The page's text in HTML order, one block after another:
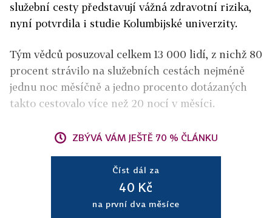
služební cesty představují vážná zdravotní rizika,
nyní potvrdila i studie Kolumbijské univerzity.
Tým vědců posuzoval celkem 13 000 lidí, z nichž 80
procent strávilo na služebních cestách nejméně
jednu noc měsíčně a jedno procento dotázaných
takto cestovalo více než 20 nocí v měsíci.
ZBÝVÁ VÁM JEŠTĚ 70 % ČLÁNKU
Číst dál za
40 Kč
na první dva měsíce